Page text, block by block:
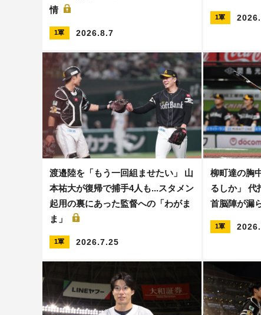
情
1軍 2026.8.7
1軍
渡邉陸を「もう一回組ませたい」 山
本祐大が復帰で捕手4人も...スタメン
起用の裏にあった監督への「わがま
ま」
1軍 2026.7.25
柳町達の胸
るしか」 代
首脳陣が漏
1軍